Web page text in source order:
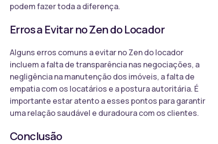
podem fazer toda a diferença.
Erros a Evitar no Zen do Locador
Alguns erros comuns a evitar no Zen do locador
incluem a falta de transparência nas negociações, a
negligência na manutenção dos imóveis, a falta de
empatia com os locatários e a postura autoritária. É
importante estar atento a esses pontos para garantir
uma relação saudável e duradoura com os clientes.
Conclusão